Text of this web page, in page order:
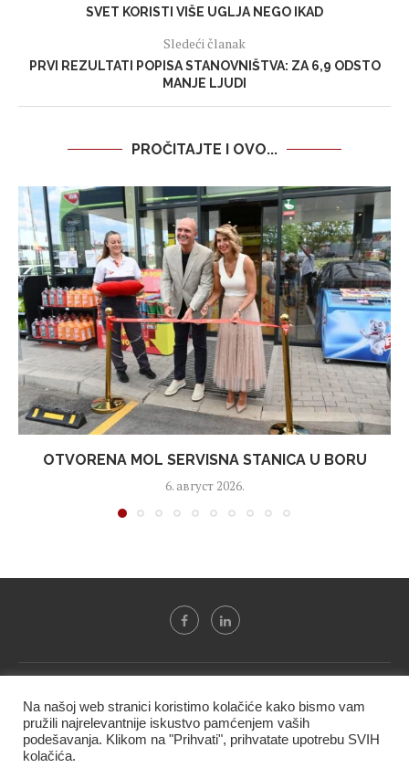
SVET KORISTI VIŠE UGLJA NEGO IKAD
Sledeći članak
PRVI REZULTATI POPISA STANOVNIŠTVA: ZA 6,9 ODSTO
MANJE LJUDI
PROČITAJTE I OVO...
OTVORENA MOL SERVISNA STANICA U BORU
6. август 2026.
BIF PRESS doo" i ne smeju se presnositi niti koristiti, delimično
ni u celosti, bez izričite dozvole kompanije.
Na našoj web stranici koristimo kolačiće kako bismo vam
pružili najrelevantnije iskustvo pamćenjem vaših
podešavanja. Klikom na "Prihvati", prihvatate upotrebu SVIH
kolačića.